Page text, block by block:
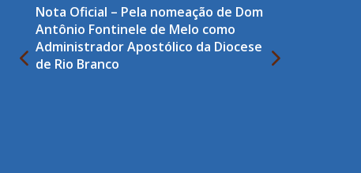
Nota Oficial – Pela nomeação de Dom
Antônio Fontinele de Melo como
Administrador Apostólico da Diocese
de Rio Branco